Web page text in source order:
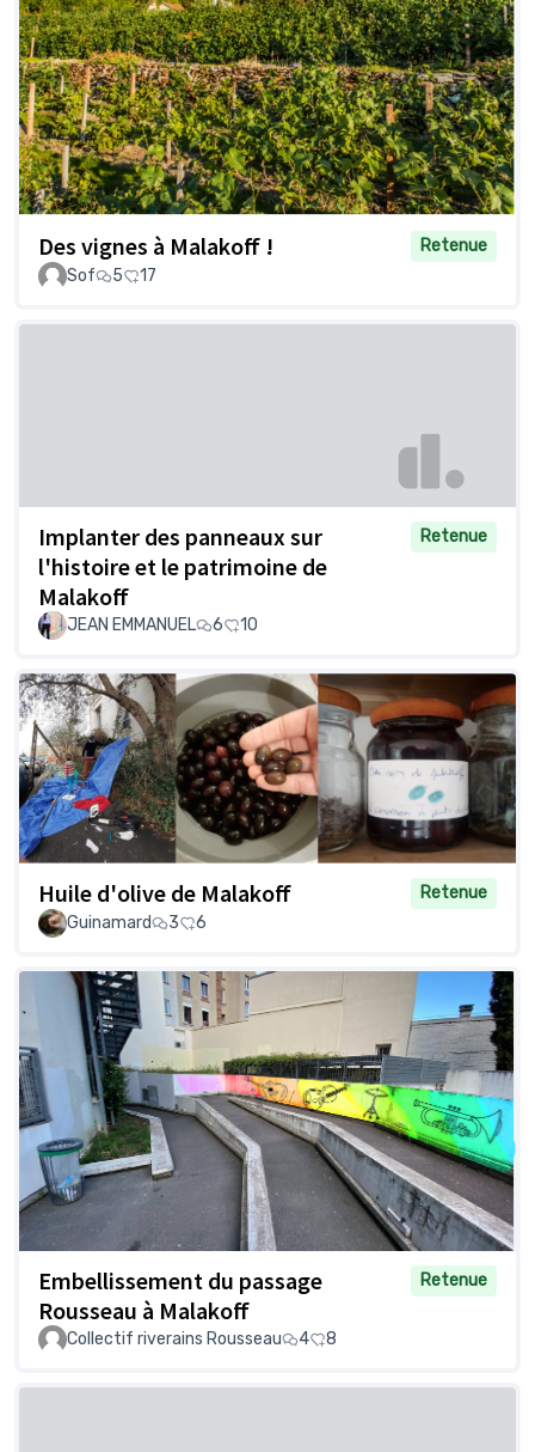
Des vignes à Malakoff !
Retenue
Sof
5 17
Implanter des panneaux sur
l'histoire et le patrimoine de
Malakoff
Retenue
JEAN EMMANUEL 6 10
Huile d'olive de Malakoff
Retenue
Guinamard
3 6
Embellissement du passage
Rousseau à Malakoff
Retenue
Collectif riverains Rousseau 4 8